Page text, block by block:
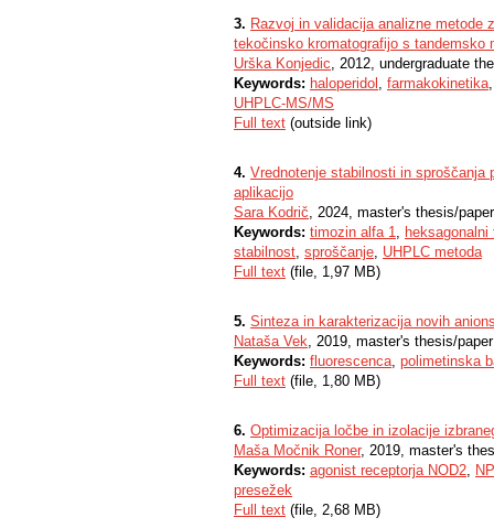
3. Razvoj in validacija analizne metode
tekočinsko kromatografijo s tandemsko
Urška Konjedic, 2012, undergraduate
Keywords: haloperidol , farmakokinetika
UHPLC-MS/MS
Full text (outside link)
4. Vrednotenje stabilnosti in
aplikacijo
Sara Kodrič, 2024, master's thesis/paper
Keywords: timozin alfa 1,
stabilnost, sproščanje, UHPLC metoda
Full text (file, 1,97 MB)
5. Sinteza in karakterizacija novih
Nataša Vek, 2019, master's thesis/paper
Keywords: fluorescenca, polimetinska
Full text (file, 1,80 MB)
6. Optimizacija ločbe in izolacije
Maša Močnik Roner, 2019, master's
Keywords: agonist receptorja NOD2,
presežek
Full text (file, 2,68 MB)